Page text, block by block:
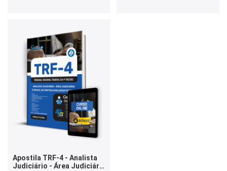
Apostila TRF-4 - Analista
Judiciário - Área Judiciária